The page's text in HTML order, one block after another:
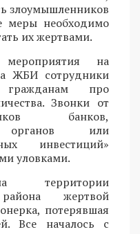
злоумышленников
меры необходимо
их жертвами.
на
ЖБИ сотрудники
гражданам про
Звонки от
банков,
органов или
инвестиций»
уловками.
района жертвой
потерявшая
Все началось с